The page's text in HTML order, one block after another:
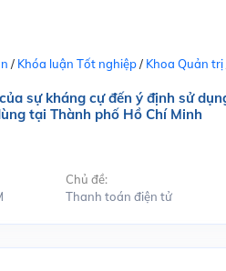
/ Khóa luận Tốt nghiệp/ Khoa Quản trị
sự kháng cự đến ý định sử
tại Thành phố Hồ Chí Minh
Chủ đề:
Thanh toán điện tử